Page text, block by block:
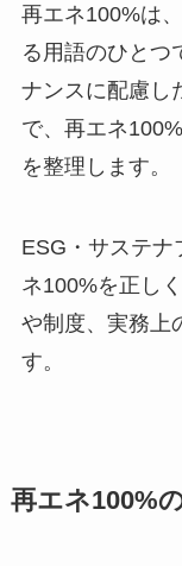
再エネ100%は
る用語のひとつ
ナンスに配慮し
で、再エネ
を整理します。
ESG・サステナ
ネ100%を正し
や制度、実務上
す。
再エネ100%